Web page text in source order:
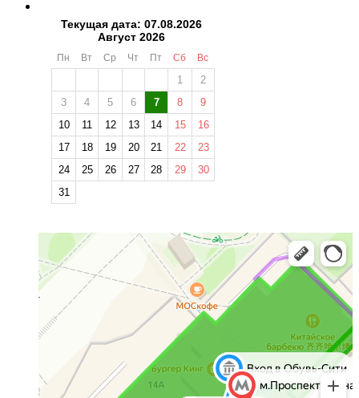
Текущая дата: 07.08.2026
Август 2026
Пн Вт Ср Чт Пт Сб Вс
1
2
3
4 5 6 7 8
9
10
11 12 13 14 15
16
17
18 19 20 21 22
23
24
25 26 27 28 29
30
31